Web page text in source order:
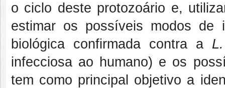
o ciclo deste protozoário e,
estimar os possíveis modos de
biológica confirmada contra a
infecciosa ao humano) e os
tem como principal objetivo a